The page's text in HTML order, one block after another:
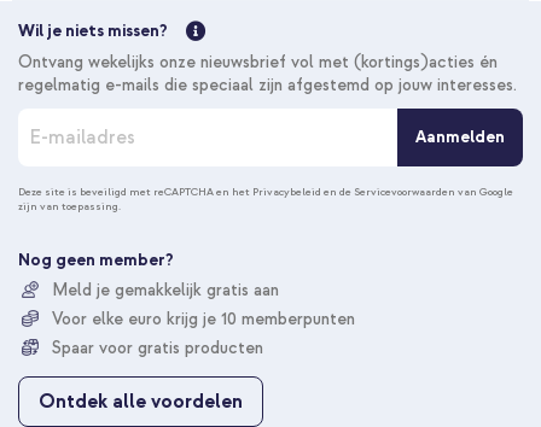
Wil je niets missen?
Ontvang wekelijks onze nieuwsbrief vol met (kortings)acties én
regelmatig e-mails die speciaal zijn afgestemd op jouw interesses.
n
n
e
u
o
p
z
Aanmelden
Deze site is beveiligd met reCAPTCHA en het Privacybeleid en de Servicevoorwaarden van Google
zijn van toepassing.
Nog geen member?
Meld je gemakkelijk gratis aan
Voor elke euro krijg je 10 memberpunten
Spaar voor gratis producten
Ontdek alle voordelen